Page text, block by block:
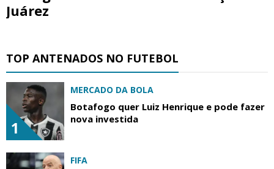
Juárez
TOP ANTENADOS NO FUTEBOL
1
MERCADO DA BOLA
Botafogo quer Luiz Henrique e pode fazer
nova investida
FIFA